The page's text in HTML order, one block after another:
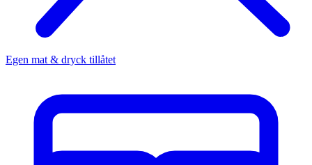
Egen mat & dryck tillåtet